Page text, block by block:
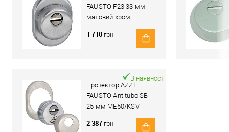
FAUSTO F23 33 мм
матовий хром
1 710 грн.
Протектор AZZI
FAUSTO Antitubo SB
25 мм ME50/KSV
овальний стандарт
нікель матовий
В наявності
2 387 грн.